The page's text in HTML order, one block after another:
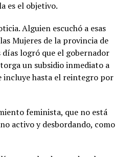
es el objetivo.
Alguien escuchó a esas
Mujeres de la provincia de
días logró que el gobernador
un subsidio inmediato a
incluye hasta el reintegro por
feminista, que no está
activo y desbordando, como